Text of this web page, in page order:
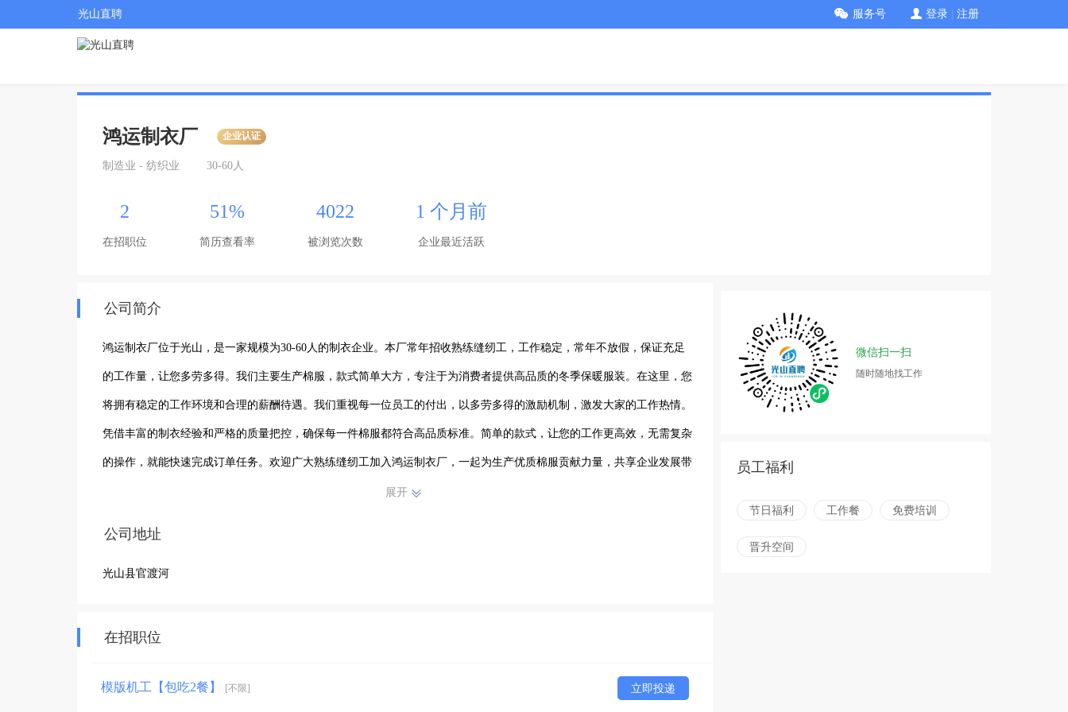
光山直聘 服务号 登录 注册
鸿运制衣厂 企业认证
制造业 - 纺织业 30-60人
2
在招职位
51%
简历查看率
4022
被浏览次数
1 个月前
企业最近活跃
公司简介
鸿运制衣厂位于光山，是一家规模为30-60人的制衣企业。本厂常年招收熟练缝纫工，工作稳定，常年不放假，保证充足
的工作量，让您多劳多得。我们主要生产棉服，款式简单大方，专注于为消费者提供高品质的冬季保暖服装。在这里，您
将拥有稳定的工作环境和合理的薪酬待遇。我们重视每一位员工的付出，以多劳多得的激励机制，激发大家的工作热情。
凭借丰富的制衣经验和严格的质量把控，确保每一件棉服都符合高品质标准。简单的款式，让您的工作更高效，无需复杂
的操作，就能快速完成订单任务。欢迎广大熟练缝纫工加入鸿运制衣厂，一起为生产优质棉服贡献力量，共享企业发展带
展开
公司地址
光山县官渡河
在招职位
模版机工【包吃2餐】 [不限] 立即投递
微信扫一扫
随时随地找工作
员工福利
节日福利 工作餐 免费培训
晋升空间